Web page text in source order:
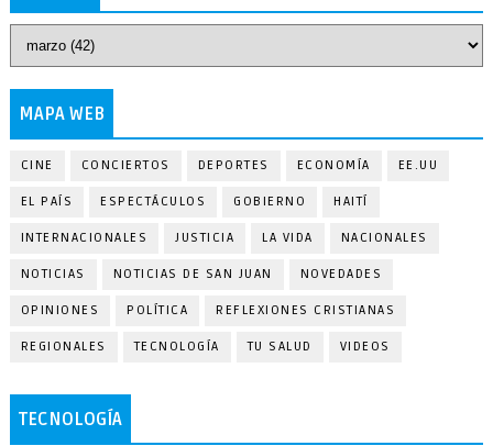
MAPA WEB
CINE CONCIERTOS DEPORTES ECONOMÍA EE.UU
EL PAÍS ESPECTÁCULOS GOBIERNO HAITÍ
INTERNACIONALES JUSTICIA LA VIDA NACIONALES
NOTICIAS NOTICIAS DE SAN JUAN NOVEDADES
OPINIONES POLÍTICA REFLEXIONES CRISTIANAS
REGIONALES TECNOLOGÍA TU SALUD VIDEOS
TECNOLOGÍA